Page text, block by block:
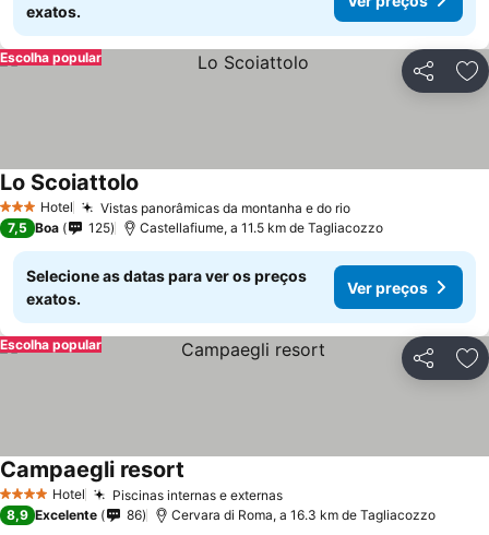
exatos.
Partilhar
Escolha popular
3 EstrelasHotel Vistas panorâmicas da montanha e do rioVer preços
Lo Scoiattolo
7,5 Boa 125 Castellafiume, a 11.5 km de Tagliacozzo
Selecione as datas para ver os preços
exatos.
Ver preços
Partilhar
Escolha popular
4 EstrelasHotel Piscinas internas e externasVer preços
Campaegli resort
8,9 Excelente 86 Cervara di Roma, a 16.3 km de Tagliacozzo